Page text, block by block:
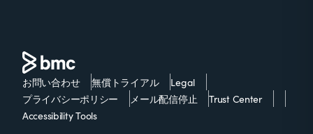
お問い合わせ 無償トライアル
Legal
プライバシーポリシー
メール配信停止
Trust Center
Accessibility Tools